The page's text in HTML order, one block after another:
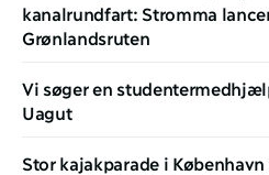
kanalrundfart: Stromma
Grønlandsruten
Vi søger en
Uagut
Stor kajakparade i København